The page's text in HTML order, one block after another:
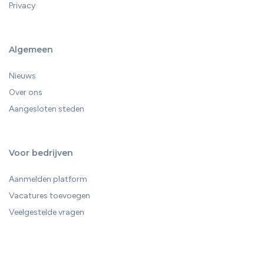
Privacy
Algemeen
Nieuws
Over ons
Aangesloten steden
Voor bedrijven
Aanmelden platform
Vacatures toevoegen
Veelgestelde vragen